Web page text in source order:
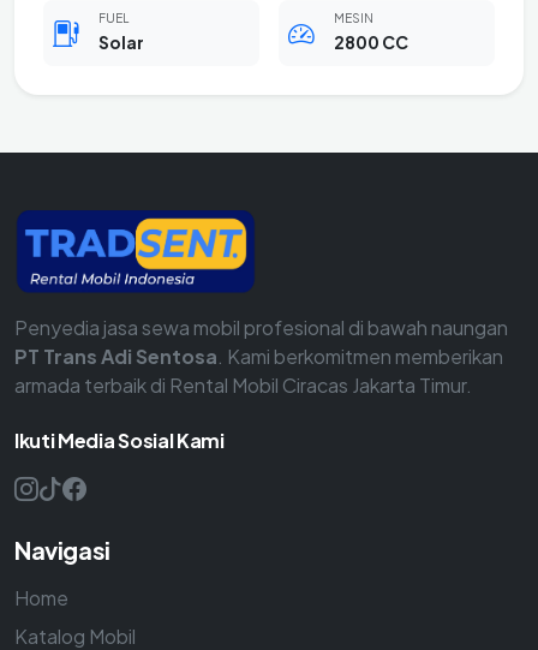
FUEL
Solar
MESIN
2800 CC
Penyedia jasa sewa mobil profesional di bawah naungan
PT Trans Adi Sentosa . Kami berkomitmen memberikan
armada terbaik di Rental Mobil Ciracas Jakarta Timur.
Ikuti Media Sosial Kami
Navigasi
Home
Katalog Mobil